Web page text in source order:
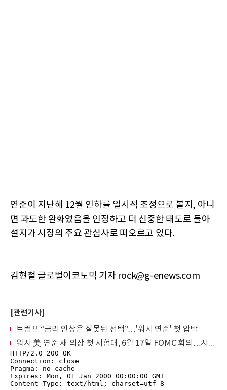
연준이 지난해 12월 인하를 일시적 조정으로 볼지, 아니
면 과도한 완화였음을 인정하고 더 신중한 태도로 돌아
설지가 시장의 주요 관심사로 떠오르고 있다.
김현철 글로벌이코노믹 기자 rock@g-enews.com
[관련기사]
트럼프 “금리 인상은 잘못된 선택”…'워시 연준' 첫 압박
워시 美 연준 새 의장 첫 시험대, 6월 17일 FOMC 회의…시장은 ‘매파 발언’ 경계